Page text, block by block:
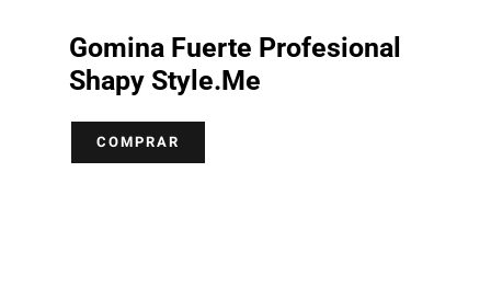
Gomina Fuerte Profesional
Shapy Style.Me
COMPRAR